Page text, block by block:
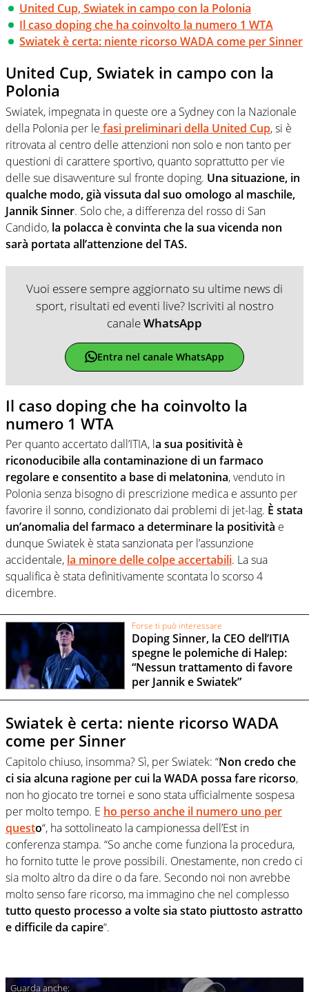
United Cup, Swiatek in campo con la Polonia
Il caso doping che ha coinvolto la numero 1 WTA
Swiatek è certa: niente ricorso WADA come per Sinner
United Cup, Swiatek in campo con la
Polonia
Swiatek, impegnata in queste ore a Sydney con la Nazionale
della Polonia per le fasi preliminari della United Cup, si è
ritrovata al centro delle attenzioni non solo e non tanto per
questioni di carattere sportivo, quanto soprattutto per vie
delle sue disavventure sul fronte doping. Una situazione, in
qualche modo, già vissuta dal suo omologo al maschile,
Jannik Sinner. Solo che, a differenza del rosso di San
Candido, la polacca è convinta che la sua vicenda non
sarà portata all’attenzione del TAS.
Vuoi essere sempre aggiornato su ultime news di
sport, risultati ed eventi live? Iscriviti al nostro
canaleWhatsApp
Entra nel canale WhatsApp
Il caso doping che ha coinvolto la
numero 1 WTA
Per quanto accertato dall’ITIA, la sua positività è
riconoducibile alla contaminazione di un farmaco
regolare e consentito a base di melatonina, venduto in
Polonia senza bisogno di prescrizione medica e assunto per
favorire il sonno, condizionato dai problemi di jet-lag. È stata
un’anomalia del farmaco a determinare la positività e
dunque Swiatek è stata sanzionata per l’assunzione
accidentale, la minore delle colpe accertabili. La sua
squalifica è stata definitivamente scontata lo scorso 4
dicembre.
Forse ti può interessare
Doping Sinner, la CEO dell’ITIA
spegne le polemiche di Halep:
“Nessun trattamento di favore
per Jannik e Swiatek”
Swiatek è certa: niente ricorso WADA
come per Sinner
Capitolo chiuso, insomma? Sì, per Swiatek: “Non credo che
ci sia alcuna ragione per cui la WADA possa fare ricorso,
non ho giocato tre tornei e sono stata ufficialmente sospesa
per molto tempo. E ho perso anche il numero uno per
questo“, ha sottolineato la campionessa dell’Est in
conferenza stampa. “So anche come funziona la procedura,
ho fornito tutte le prove possibili. Onestamente, non credo ci
sia molto altro da dire o da fare. Secondo noi non avrebbe
molto senso fare ricorso, ma immagino che nel complesso
tutto questo processo a volte sia stato piuttosto astratto
e difficile da capire“.